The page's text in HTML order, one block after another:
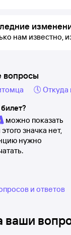
нам известно,
вопросы
🕔 Откуда
можно показать
значка нет,
нужно
и ответов